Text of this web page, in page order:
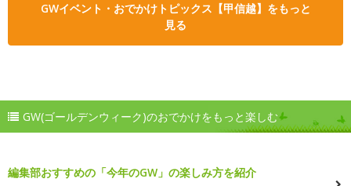
GWイベント・おでかけトピックス【甲信越】をもっと
見る
GW(ゴールデンウィーク)のおでかけをもっと楽しむ
編集部おすすめの「今年のGW」の楽しみ方を紹介